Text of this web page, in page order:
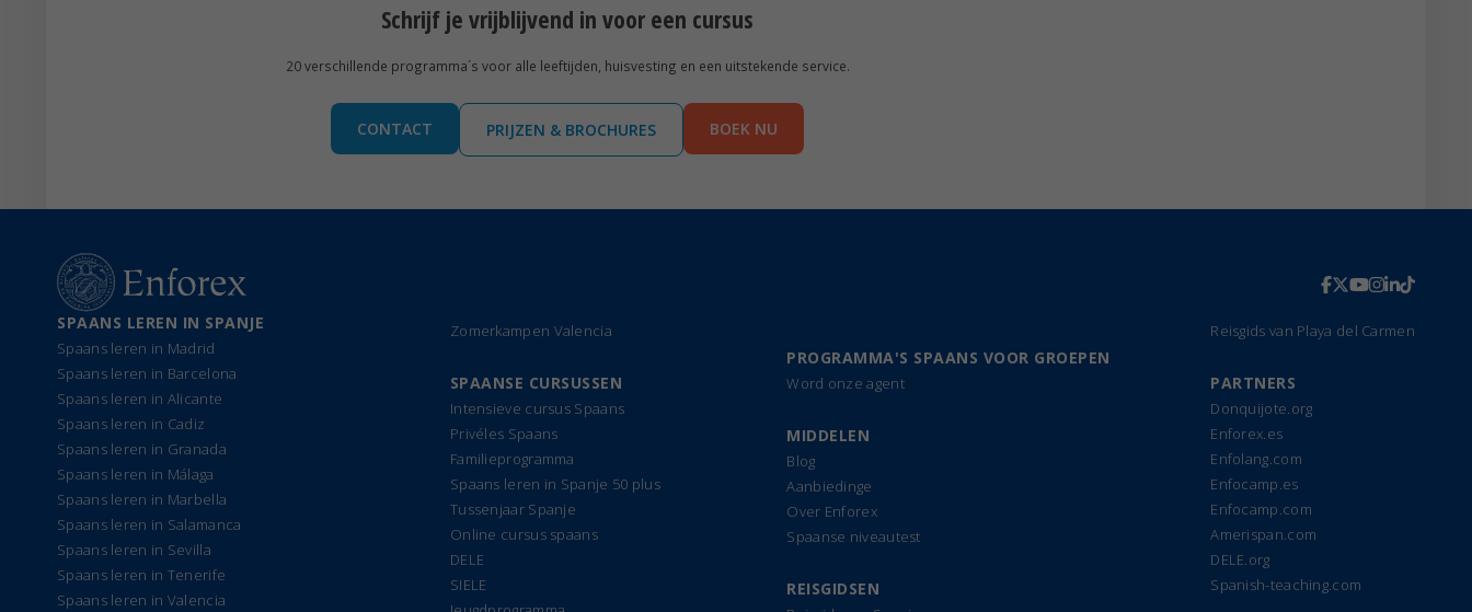
Schrijf je vrijblijvend in voor een cursus
20 verschillende programma´s voor alle leeftijden, huisvesting en een uitstekende service.
CONTACT PRIJZEN & BROCHURES BOEK NU
SPAANS LEREN IN SPANJE
Spaans leren in Madrid
Spaans leren in Barcelona
Spaans leren in Alicante
Spaans leren in Cadiz
Spaans leren in Granada
Spaans leren in Málaga
Spaans leren in Marbella
Spaans leren in Salamanca
Spaans leren in Sevilla
Spaans leren in Tenerife
Spaans leren in Valencia
Zomerkampen Valencia
SPAANSE CURSUSSEN
Intensieve cursus Spaans
Privéles Spaans
Familieprogramma
Spaans leren in Spanje 50 plus
Tussenjaar Spanje
Online cursus spaans
DELE
SIELE
PROGRAMMA'S SPAANS VOOR GROEPEN
Word onze agent
MIDDELEN
Blog
Aanbiedinge
Over Enforex
Spaanse niveautest
REISGIDSEN
Reisgids van Playa del Carmen
PARTNERS
Donquijote.org
Enforex.es
Enfolang.com
Enfocamp.es
Enfocamp.com
Amerispan.com
DELE.org
Spanish-teaching.com